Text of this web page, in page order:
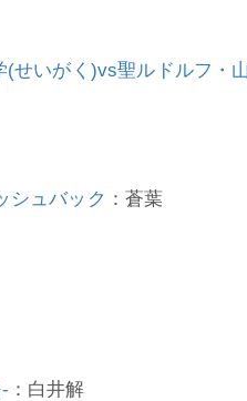
(せいがく)vs聖ルドルフ・
シュバック ：蒼葉
：白井解